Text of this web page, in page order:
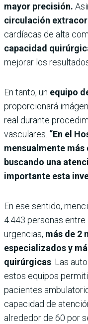
mayor precisión.
circulación
cardíacas de alta
capacidad
mejorar los
En tanto, un equipo
proporcionará
real durante
vasculares. “En el
mensualmente más
buscando una
importante esta
En ese sentido,
4.443 personas
urgencias, más de 2
especializados y
quirúrgicas . Las
estos equipos
pacientes
capacidad de
alrededor de 60 por